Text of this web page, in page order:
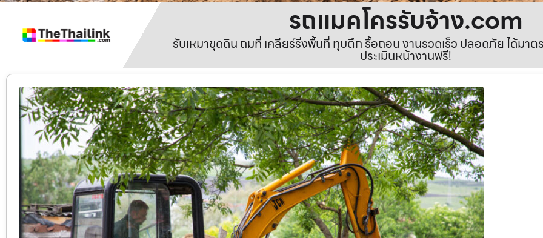
รถแมคโครรับจ้าง.com
รับเหมาขุดดิน ถมที่ เคลียร์ริ่งพื้นที่ ทุบตึก รื้อถอน งานรวดเร็ว ปลอดภัย ได้มาต
ประเมินหน้างานฟรี!